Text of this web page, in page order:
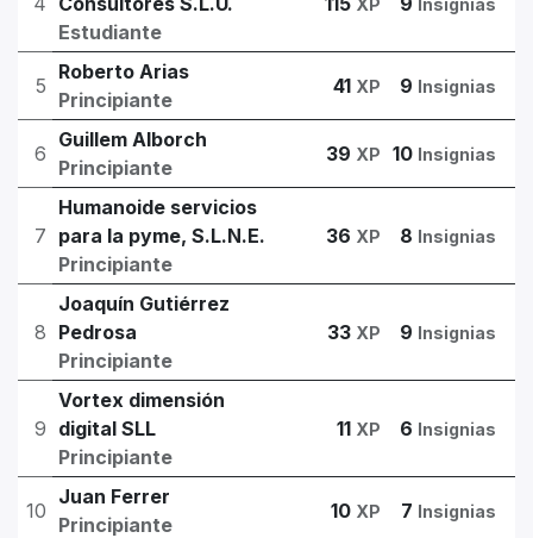
Estudiante
5
Roberto Arias
Principiante
41 XP 9 Insignias
6
Guillem Alborch
Principiante
39 XP 10 Insignias
7
Humanoide servicios
para la pyme, S.L.N.E.
Principiante
36 XP 8 Insignias
8
Joaquín Gutiérrez
Pedrosa
Principiante
33 XP 9 Insignias
9
Vortex dimensión
digital SLL
Principiante
11 XP 6 Insignias
10
Juan Ferrer
Principiante
10 XP 7 Insignias